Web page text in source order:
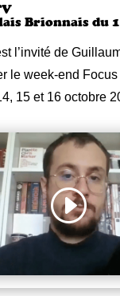
Brionnais du
l’invité de
le week-end
15 et 16 octobre